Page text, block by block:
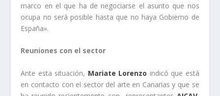
marco en el que ha de negociarse el asunto que nos
ocupa no será posible hasta que no haya Gobierno de
España».
Reuniones con el sector
Ante esta situación, Mariate Lorenzo indicó que está
en contacto con el sector del arte en Canarias y que se